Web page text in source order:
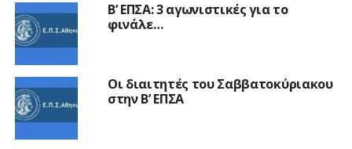
Β’ ΕΠΣΑ: 3 αγωνιστικές για το
φινάλε…
Οι διαιτητές του Σαββατοκύριακου
στην Β’ ΕΠΣΑ